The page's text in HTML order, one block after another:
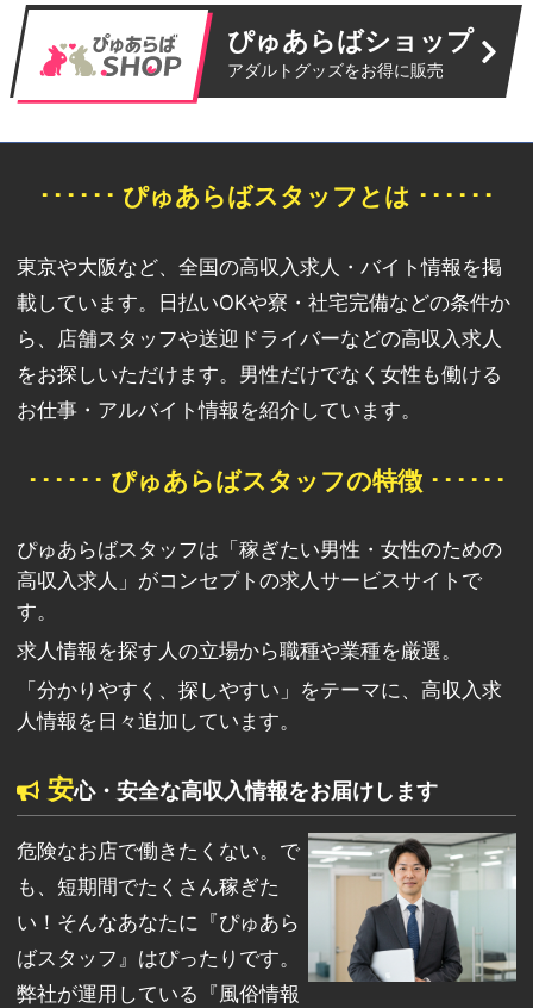
ぴゅあらばショップ
アダルトグッズをお得に販売
･･････ ぴゅあらばスタッフとは ･･････
東京や大阪など、全国の高収入求人・バイト情報を掲
載しています。日払いOKや寮・社宅完備などの条件か
ら、店舗スタッフや送迎ドライバーなどの高収入求人
をお探しいただけます。男性だけでなく女性も働ける
お仕事・アルバイト情報を紹介しています。
･･････ ぴゅあらばスタッフの特徴 ･･････
ぴゅあらばスタッフは「稼ぎたい男性・女性のための
高収入求人」がコンセプトの求人サービスサイトで
す。
求人情報を探す人の立場から職種や業種を厳選。
「分かりやすく、探しやすい」をテーマに、高収入求
人情報を日々追加しています。
安心・安全な高収入情報をお届けします
危険なお店で働きたくない。で
も、短期間でたくさん稼ぎた
い！そんなあなたに『ぴゅあら
ばスタッフ』はぴったりです。
弊社が運用している『風俗情報